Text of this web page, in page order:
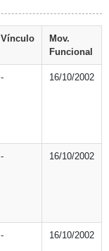
Vínculo
Mov.
Funcional
- 16/10/2002
- 16/10/2002
- 16/10/2002